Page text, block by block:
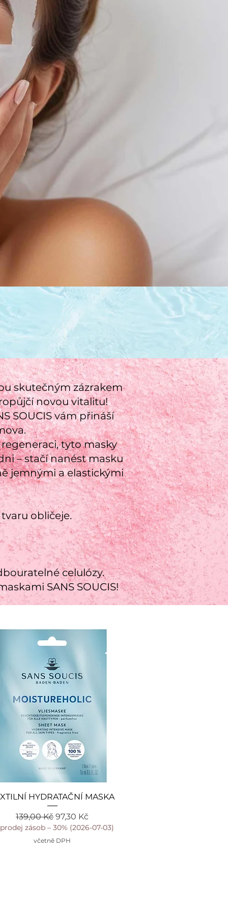
novou
Textilní
před
denní
Wellness
Stačí nanést
si přečíst
Rychlý náhled
HYDRATAČNÍ MASKA
Běžná cena
139,00 Kč Zvýhodněná cena
97,30 Kč
zásob – 30% (2026-07-03)
včetně DPH
skutečným zázrakem
novou vitalitu!
SOUCIS vám přináší
tyto masky
– stačí nanést masku
jemnými a elastickými
obličeje.
celulózy.
SANS SOUCIS!